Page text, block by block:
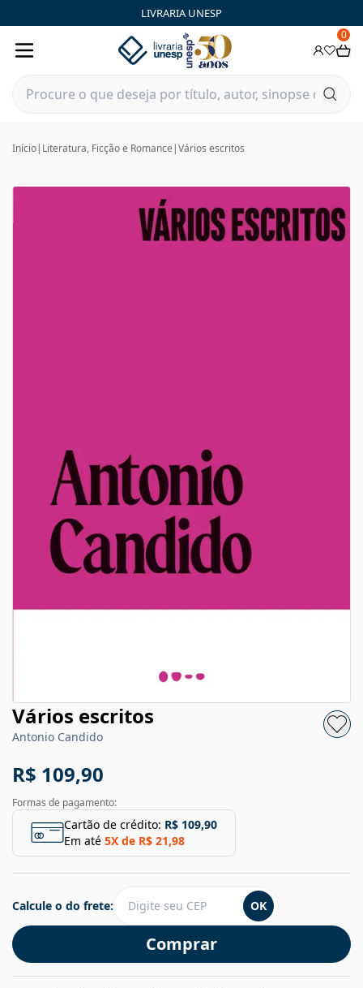
LIVRARIA UNESP
0
Início| Literatura, Ficção e Romance |Vários escritos
Vários escritos
Antonio Candido
R$ 109,90
Formas de pagamento:
Cartão de crédito: R$ 109,90
Em até 5X de R$ 21,98
Comprar
Calcule o do frete: OK